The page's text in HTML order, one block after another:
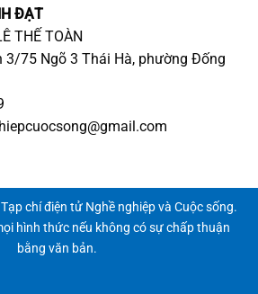
ĐẠT
THẾ TOÀN
3/75 Ngõ 3 Thái Hà, phường Đống
chí điện tử Nghề nghiệp và Cuộc sống.
hình thức nếu không có sự chấp thuận
bằng văn bản.